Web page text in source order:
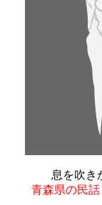
息を吹き
青森県の民話